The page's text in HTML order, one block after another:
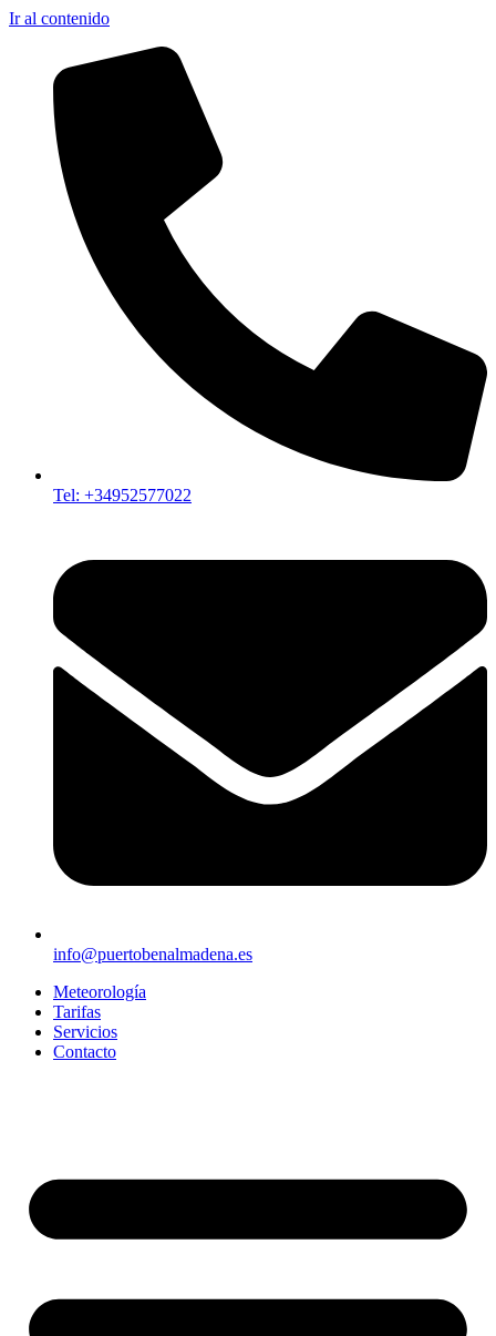
Ir al contenido
Tel: +34952577022
info@puertobenalmadena.es
Meteorología
Tarifas
Servicios
Contacto